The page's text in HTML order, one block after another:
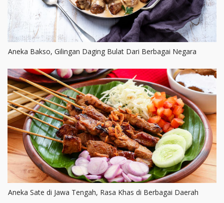
Aneka Bakso, Gilingan Daging Bulat Dari Berbagai Negara
Aneka Sate di Jawa Tengah, Rasa Khas di Berbagai Daerah